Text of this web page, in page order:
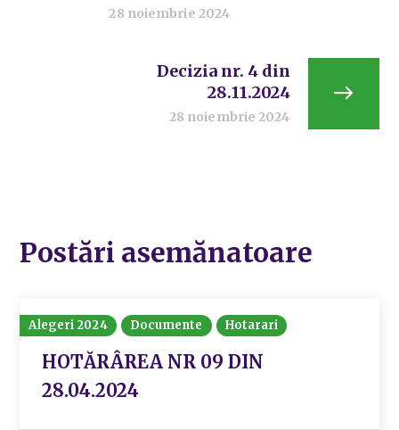
28 noiembrie 2024
Decizia nr. 4 din
28.11.2024
28 noiembrie 2024
Postări asemănatoare
Alegeri 2024 Documente Hotarari
HOTĂRÂREA NR 09 DIN
28.04.2024